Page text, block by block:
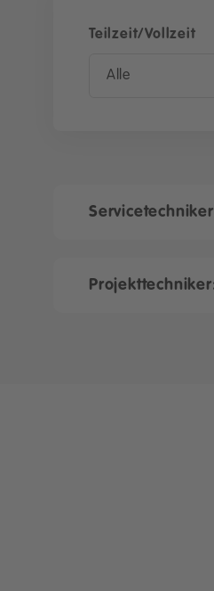
Teilzeit/Vollzeit
Alle